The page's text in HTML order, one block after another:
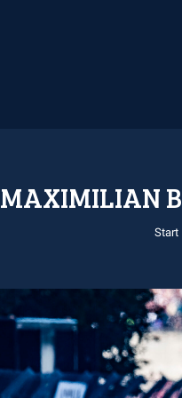
MAXIMILIAN
Sie
Start